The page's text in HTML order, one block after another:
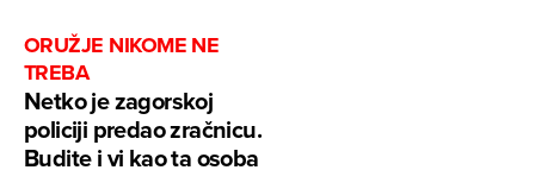
ORUŽJE NIKOME NE
TREBA
Netko je zagorskoj
policiji predao zračnicu.
Budite i vi kao ta osoba